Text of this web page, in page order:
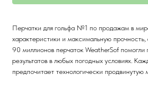
Перчатки для гольфа №1 по продажам в
характеристики и максимальную
90 миллионов перчаток WeatherSof
результатов в любых погодных условиях.
предпочитает технологически продвинутую